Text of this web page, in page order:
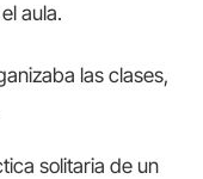
aula.
las clases,
solitaria de un